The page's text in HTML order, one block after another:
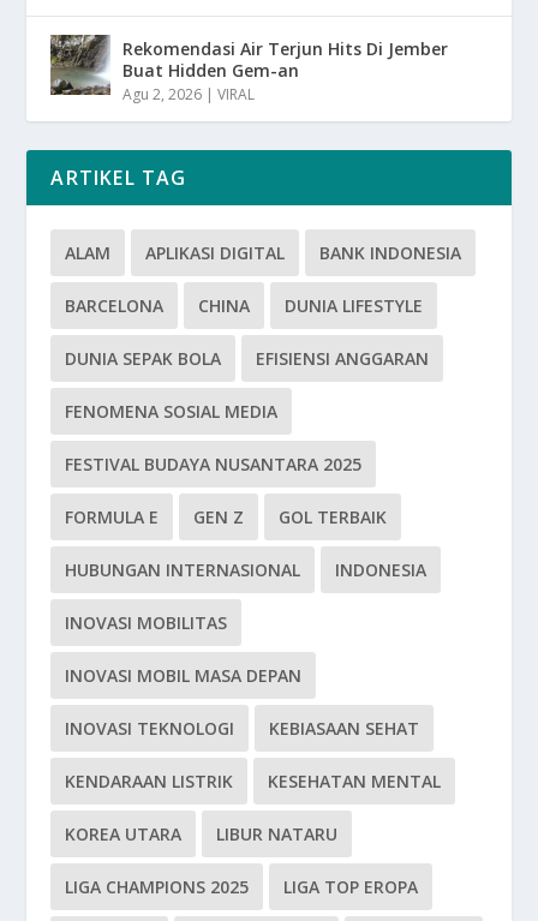
Rekomendasi Air Terjun Hits Di Jember
Buat Hidden Gem-an
Agu 2, 2026 |VIRAL
ARTIKEL TAG
ALAM APLIKASI DIGITAL BANK INDONESIA
BARCELONA CHINA DUNIA LIFESTYLE
DUNIA SEPAK BOLA EFISIENSI ANGGARAN
FENOMENA SOSIAL MEDIA
FESTIVAL BUDAYA NUSANTARA 2025
FORMULA E GEN Z GOL TERBAIK
HUBUNGAN INTERNASIONAL INDONESIA
INOVASI MOBILITAS
INOVASI MOBIL MASA DEPAN
INOVASI TEKNOLOGI KEBIASAAN SEHAT
KENDARAAN LISTRIK KESEHATAN MENTAL
KOREA UTARA LIBUR NATARU
LIGA CHAMPIONS 2025 LIGA TOP EROPA